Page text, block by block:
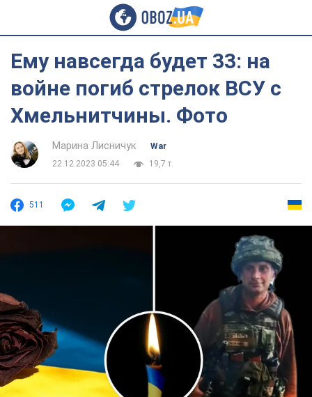
Ему навсегда будет 33: на
войне погиб стрелок ВСУ c
Хмельнитчины. Фото
Марина Лисничук
War
22.12.2023 05:44
19,7 т.
511